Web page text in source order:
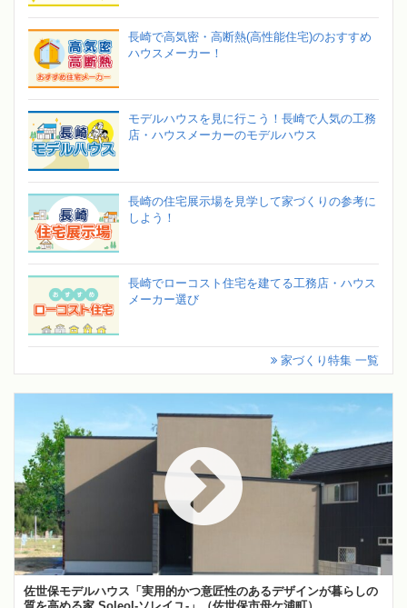
長崎で高気密・高断熱(高性能住宅)のおすすめ
ハウスメーカー！
モデルハウスを見に行こう！長崎で人気の工務
店・ハウスメーカーのモデルハウス
長崎の住宅展示場を見学して家づくりの参考に
しよう！
長崎でローコスト住宅を建てる工務店・ハウス
メーカー選び
家づくり特集 一覧
佐世保モデルハウス「実用的かつ意匠性のあるデザインが暮らしの